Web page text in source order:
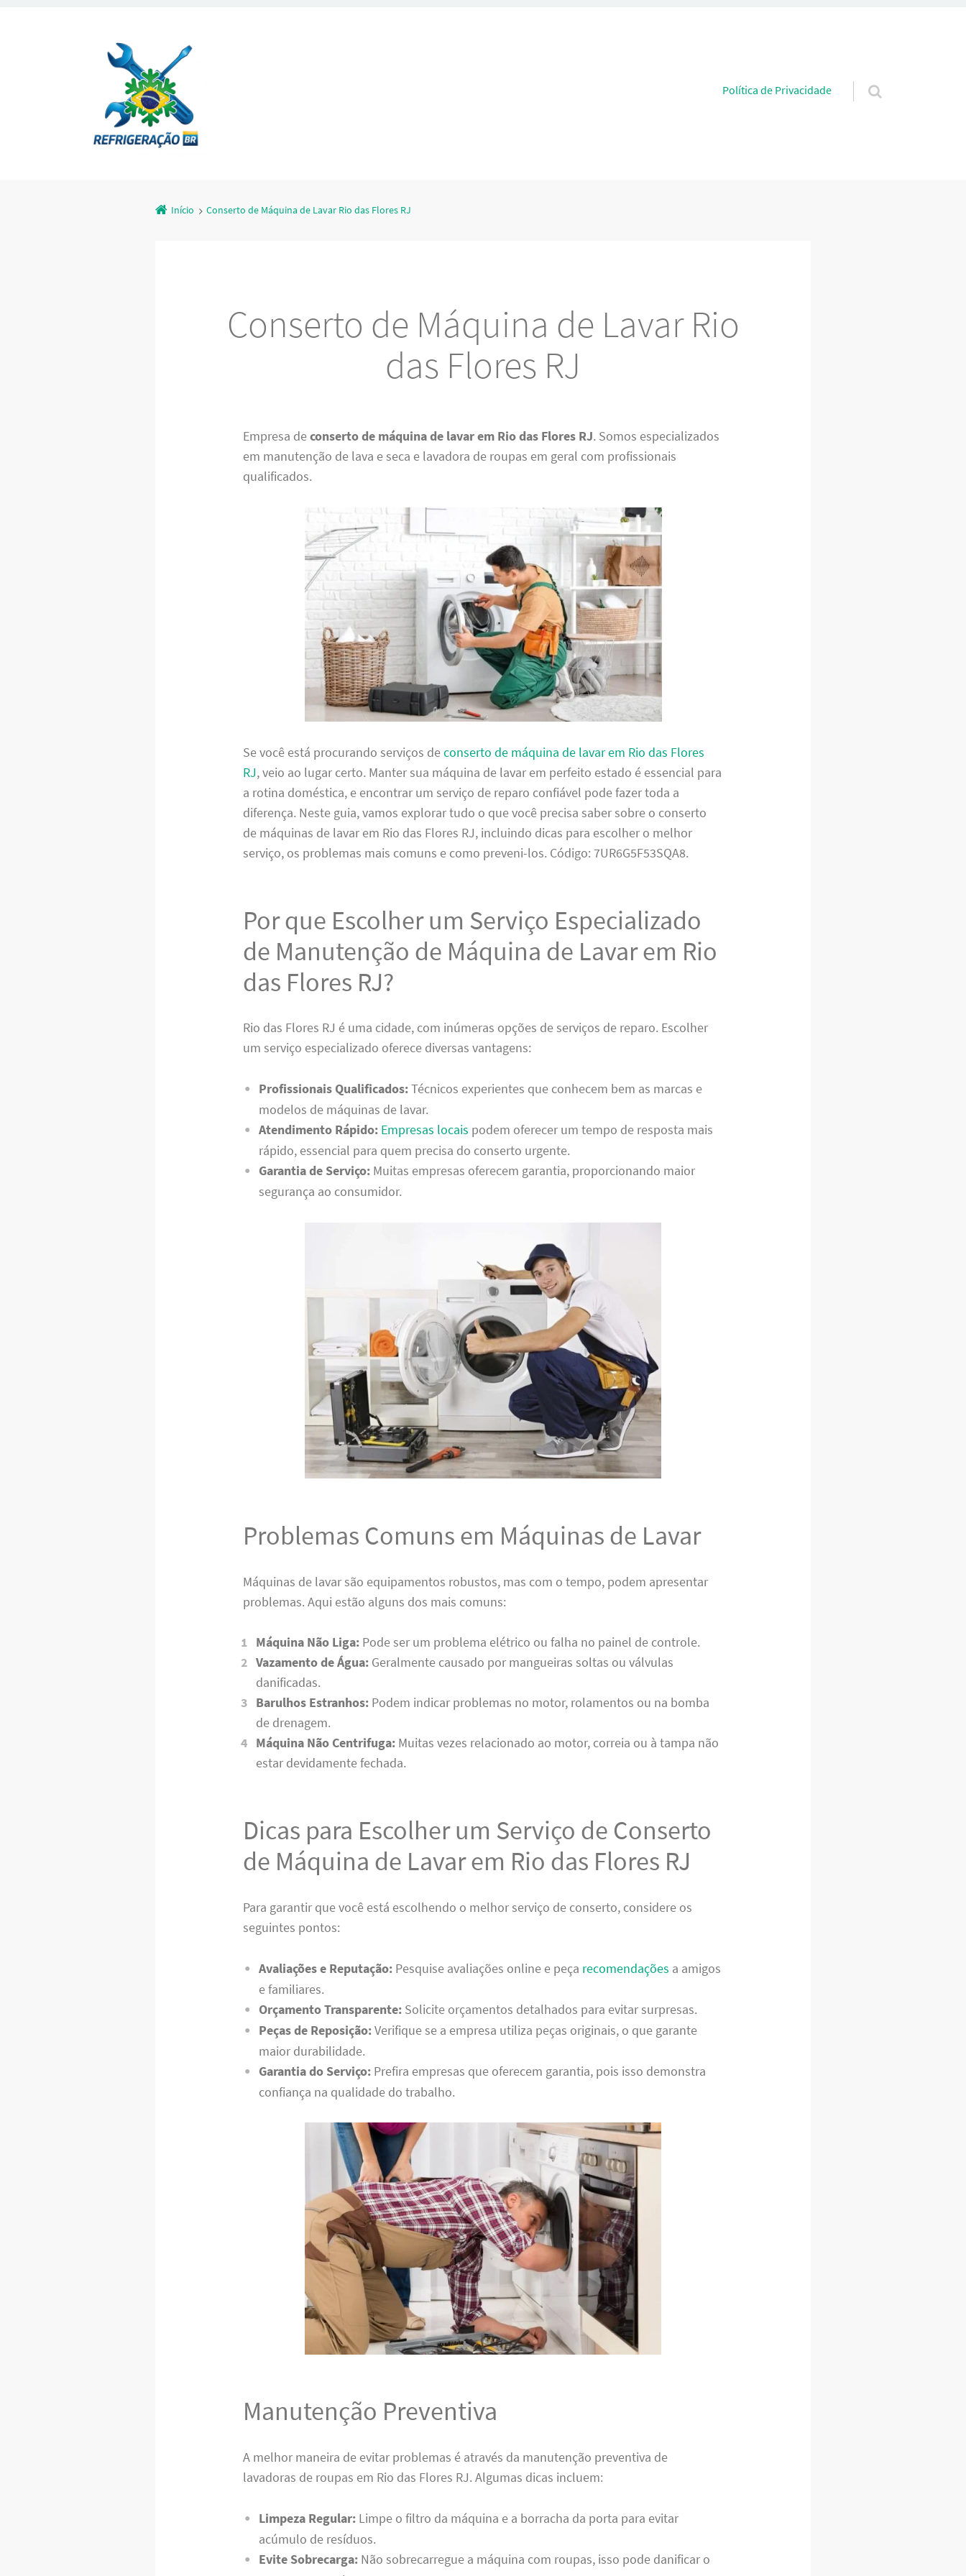
Pular para o conteúdo
Política de Privacidade
Início Conserto de Máquina de Lavar Rio das Flores RJ
Conserto de Máquina de Lavar Rio
das Flores RJ
Empresa deconserto de máquina de lavar em Rio das Flores RJ. Somos especializados
em manutenção de lava e seca e lavadora de roupas em geral com profissionais
qualificados.
Se você está procurando serviços deconserto de máquina de lavar em Rio das Flores
RJ, veio ao lugar certo. Manter sua máquina de lavar em perfeito estado é essencial para
a rotina doméstica, e encontrar um serviço de reparo confiável pode fazer toda a
diferença. Neste guia, vamos explorar tudo o que você precisa saber sobre o conserto
de máquinas de lavar em Rio das Flores RJ, incluindo dicas para escolher o melhor
serviço, os problemas mais comuns e como preveni-los. Código: 7UR6G5F53SQA8.
Por que Escolher um Serviço Especializado
de Manutenção de Máquina de Lavar em Rio
das Flores RJ?
Rio das Flores RJ é uma cidade, com inúmeras opções de serviços de reparo. Escolher
um serviço especializado oferece diversas vantagens:
Profissionais Qualificados:Técnicos experientes que conhecem bem as marcas e
modelos de máquinas de lavar.
Atendimento Rápido: Empresas locais podem oferecer um tempo de resposta mais
rápido, essencial para quem precisa do conserto urgente.
Garantia de Serviço:Muitas empresas oferecem garantia, proporcionando maior
segurança ao consumidor.
Problemas Comuns em Máquinas de Lavar
Máquinas de lavar são equipamentos robustos, mas com o tempo, podem apresentar
problemas. Aqui estão alguns dos mais comuns:
Máquina Não Liga:Pode ser um problema elétrico ou falha no painel de controle.
Vazamento de Água:Geralmente causado por mangueiras soltas ou válvulas
danificadas.
Barulhos Estranhos:Podem indicar problemas no motor, rolamentos ou na bomba
de drenagem.
Máquina Não Centrifuga:Muitas vezes relacionado ao motor, correia ou à tampa não
estar devidamente fechada.
Dicas para Escolher um Serviço de Conserto
de Máquina de Lavar em Rio das Flores RJ
Para garantir que você está escolhendo o melhor serviço de conserto, considere os
seguintes pontos:
Avaliações e Reputação:Pesquise avaliações online e peça recomendações a amigos
e familiares.
Orçamento Transparente:Solicite orçamentos detalhados para evitar surpresas.
Peças de Reposição:Verifique se a empresa utiliza peças originais, o que garante
maior durabilidade.
Garantia do Serviço:Prefira empresas que oferecem garantia, pois isso demonstra
confiança na qualidade do trabalho.
Manutenção Preventiva
A melhor maneira de evitar problemas é através da manutenção preventiva de
lavadoras de roupas em Rio das Flores RJ. Algumas dicas incluem:
Limpeza Regular:Limpe o filtro da máquina e a borracha da porta para evitar
acúmulo de resíduos.
Evite Sobrecarga:Não sobrecarregue a máquina com roupas, isso pode danificar o